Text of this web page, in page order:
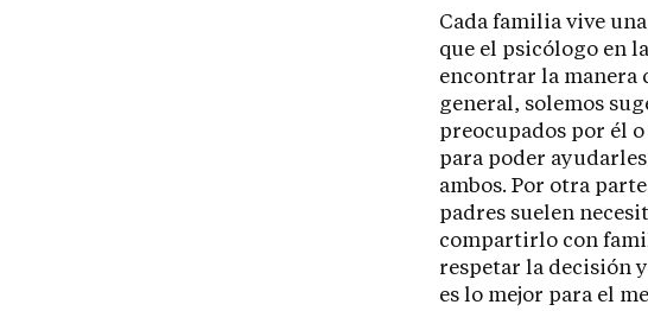
Cada familia vive
que el psicólogo en
encontrar la manera
general, solemos
preocupados por él
para poder ayudarles
ambos. Por otra
padres suelen
compartirlo con
respetar la decisión
es lo mejor para el